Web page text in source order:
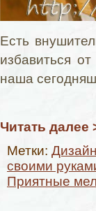
Есть
избавиться
наша
Читать далее
Метки: Дизайн
своими
Приятные